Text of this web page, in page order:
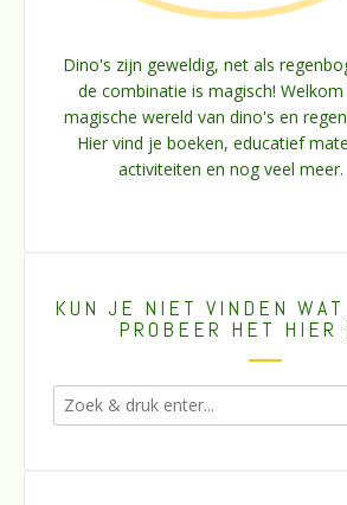
Dino's zijn geweldig, net als
de combinatie is magisch! Welkom
magische wereld van dino's en
Hier vind je boeken, educatief
activiteiten en nog veel meer.
KUN JE NIET VINDEN
PROBEER HET HIER